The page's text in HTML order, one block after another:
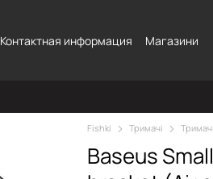
Контактная информация Магазини
Fishki Тримачі
Baseus